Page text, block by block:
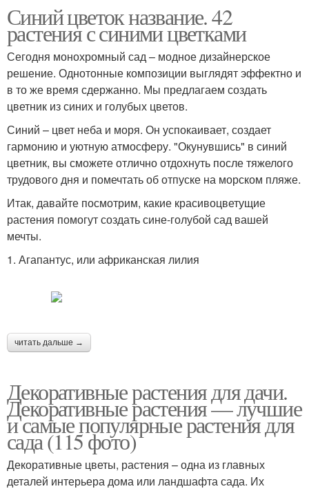
Синий цветок название. 42
растения с синими цветками
Сегодня монохромный сад – модное дизайнерское
решение. Однотонные композиции выглядят эффектно и
в то же время сдержанно. Мы предлагаем создать
цветник из синих и голубых цветов.
Синий – цвет неба и моря. Он успокаивает, создает
гармонию и уютную атмосферу. "Окунувшись" в синий
цветник, вы сможете отлично отдохнуть после тяжелого
трудового дня и помечтать об отпуске на морском пляже.
Итак, давайте посмотрим, какие красивоцветущие
растения помогут создать сине-голубой сад вашей
мечты.
1. Агапантус, или африканская лилия
читать дальше →
Декоративные растения для дачи.
Декоративные растения — лучшие
и самые популярные растения для
сада (115 фото)
Декоративные цветы, растения – одна из главных
деталей интерьера дома или ландшафта сада. Их